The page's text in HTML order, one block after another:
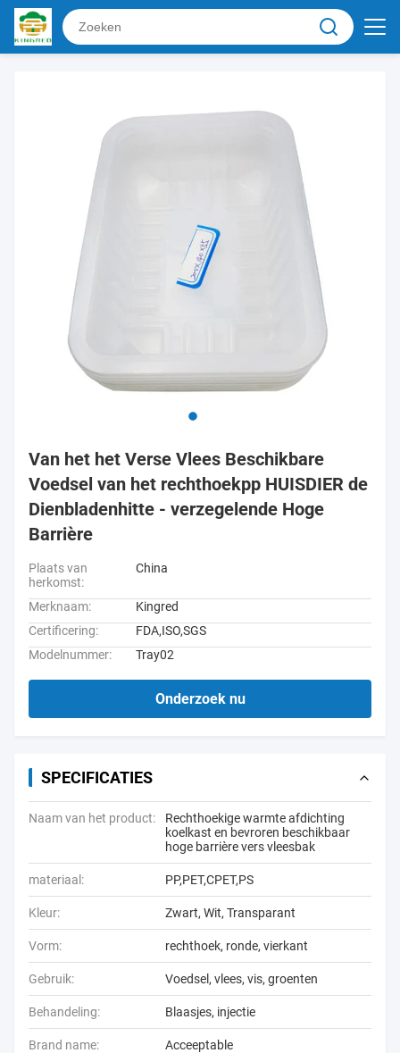
Van het het Verse Vlees Beschikbare
Voedsel van het rechthoekpp HUISDIER de
Dienbladenhitte - verzegelende Hoge
Barrière
Plaats van
herkomst:
China
Merknaam:
Kingred
Certificering:
FDA,ISO,SGS
Modelnummer:
Tray02
Onderzoek nu
SPECIFICATIES
Naam van het product:
Rechthoekige warmte afdichting
koelkast en bevroren beschikbaar
hoge barrière vers vleesbak
materiaal: PP,PET,CPET,PS
Kleur: Zwart, Wit, Transparant
Vorm: rechthoek, ronde, vierkant
Gebruik: Voedsel, vlees, vis, groenten
Behandeling: Blaasjes, injectie
Brand name: Acceeptable